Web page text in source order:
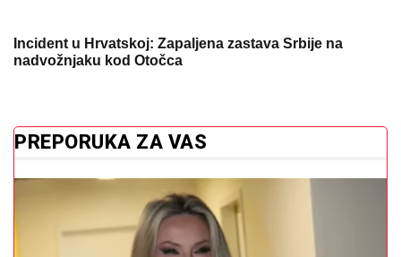
Incident u Hrvatskoj: Zapaljena zastava Srbije na
nadvožnjaku kod Otočca
PREPORUKA ZA VAS